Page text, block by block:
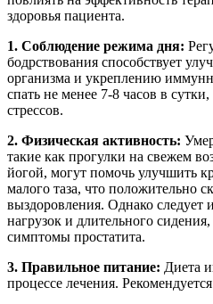
здоровья пациента.
1. Соблюдение режима дня:
бодрствования способствует
организма и укреплению
спать не менее 7-8 часов в
стрессов.
2. Физическая активность:
такие как прогулки на свежем
йогой, могут помочь улучшить
малого таза, что положительно
выздоровления. Однако следует
нагрузок и длительного
симптомы простатита.
3. Правильное питание: Диета
процессе лечения.